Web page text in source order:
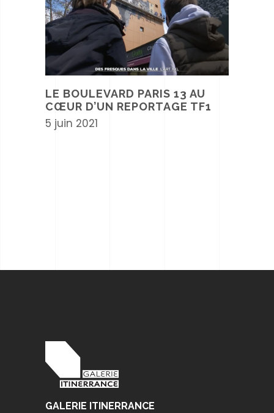
LE BOULEVARD PARIS 13 AU
CŒUR D’UN REPORTAGE TF1
5 juin 2021
GALERIE ITINERRANCE